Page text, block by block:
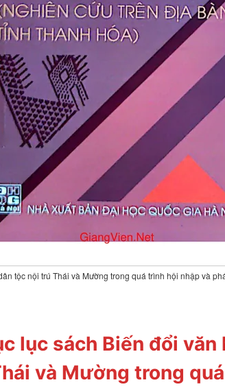
tộc nội trú Thái và Mường trong quá trình hội nhập và
lục sách Biến đổi văn
và Mường trong